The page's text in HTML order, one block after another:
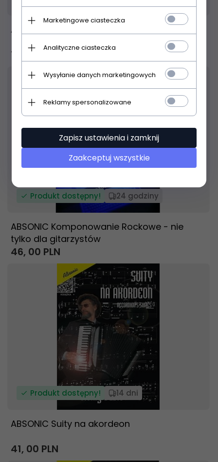
Absonic Akordy klawiszowe
12, 00
Produkt dostępny! 24 godziny
ABSONIC Komponowanie Rockowe - nie
tylko dla gitarzystów
46, 00 PLN
Produkt dostępny! 14 dni
ABSONIC Suity na akordeon
41, 00 PLN
Marketingowe ciasteczka
Analityczne ciasteczka
Wysyłanie danych marketingowych
Reklamy spersonalizowane
Zapisz ustawienia i zamknij
Zaakceptuj wszystkie